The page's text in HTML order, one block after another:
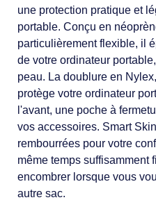
une protection pratique et
portable. Conçu en
particulièrement flexible, il
de votre ordinateur
peau. La doublure en
protège votre ordinateur
l'avant, une poche à
vos accessoires. Smart
rembourrées pour votre
même temps suffisamment
encombrer lorsque vous
autre sac.